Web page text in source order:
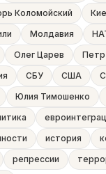
Коломойский
Молдавия
Олег Царев
СБУ США
Юлия Тимошенко
история
репрессии